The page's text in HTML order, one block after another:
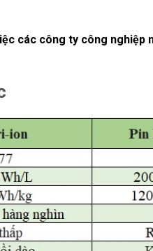
các công ty công nghiệp